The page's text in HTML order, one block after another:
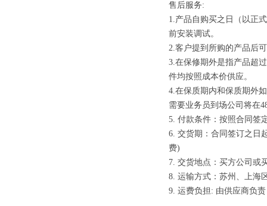
售后服务:
1.产品自购买之日（以正
前安装调试。
2.客户提到所购的产品后
3.在保修期外是指产品超
件均按照成本价供应。
4.在保质期内和保质期外
需要业务员到场公司将在
5. 付款条件：按照合同签
6. 交货期：合同签订之日
费)
7. 交货地点：买方公司或
8. 运输方式：苏州、上海
9. 运费负担: 由供应商负责